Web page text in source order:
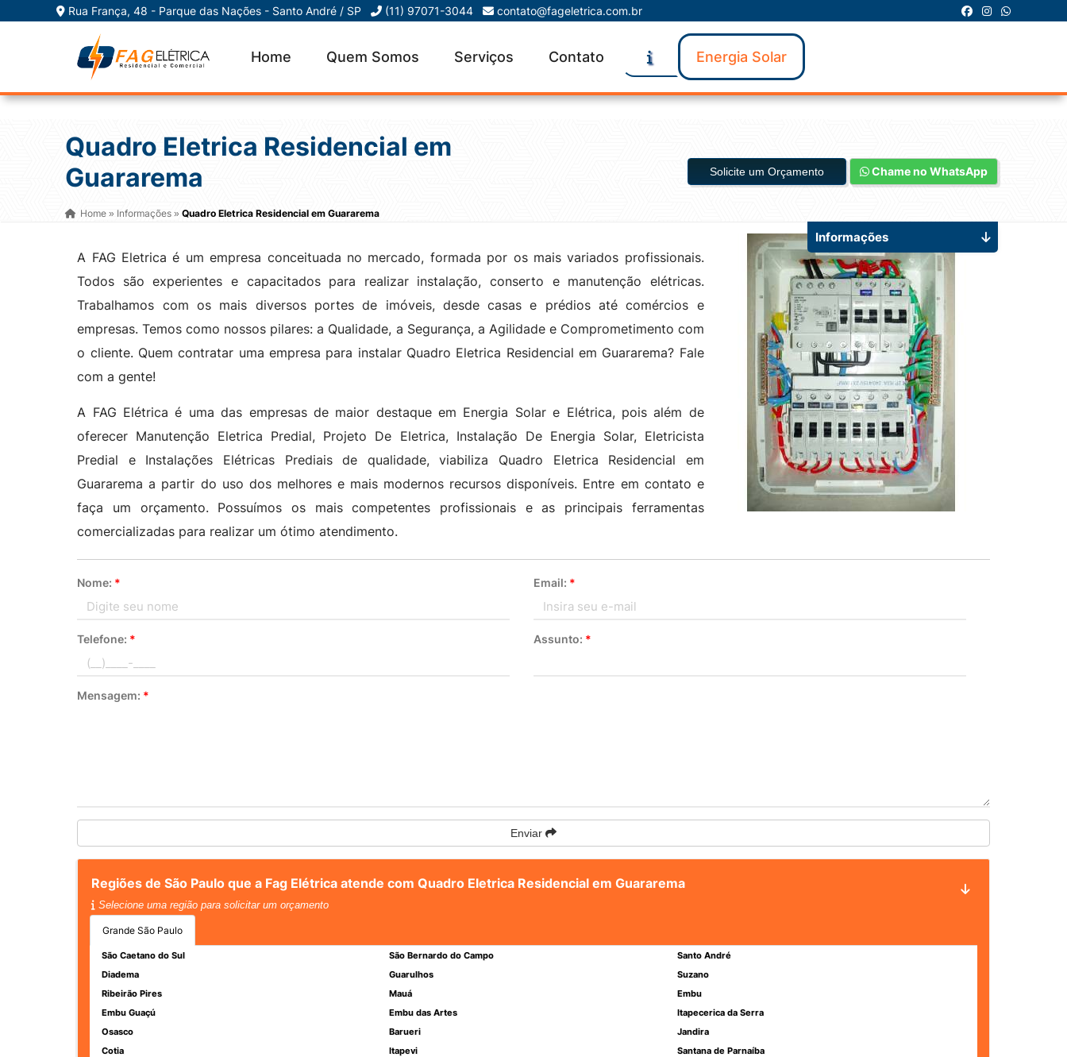
Rua França, 48 - Parque das Nações - Santo André / SP (11) 97071-3044 contato@fageletrica.com.br
Home Quem Somos Serviços Contato Energia Solar
Quadro Eletrica Residencial em
Guararema
Home » Informações »Quadro Eletrica Residencial em Guararema
Solicite um Orçamento Chame no WhatsApp
A FAG Eletrica é um empresa conceituada no mercado, formada por os mais variados profissionais.
Todos são experientes e capacitados para realizar instalação, conserto e manutenção elétricas.
Trabalhamos com os mais diversos portes de imóveis, desde casas e prédios até comércios e
empresas. Temos como nossos pilares: a Qualidade, a Segurança, a Agilidade e Comprometimento com
o cliente. Quem contratar uma empresa para instalar Quadro Eletrica Residencial em Guararema? Fale
com a gente!
A FAG Elétrica é uma das empresas de maior destaque em Energia Solar e Elétrica, pois além de
oferecer Manutenção Eletrica Predial, Projeto De Eletrica, Instalação De Energia Solar, Eletricista
Predial e Instalações Elétricas Prediais de qualidade, viabiliza Quadro Eletrica Residencial em
Guararema a partir do uso dos melhores e mais modernos recursos disponíveis. Entre em contato e
faça um orçamento. Possuímos os mais competentes profissionais e as principais ferramentas
comercializadas para realizar um ótimo atendimento.
Nome: * Email: *
Telefone: * Assunto: *
Mensagem: *
Enviar
Regiões de São Paulo que a Fag Elétrica atende com Quadro Eletrica Residencial em Guararema
Selecione uma região para solicitar um orçamento
Grande São Paulo
São Caetano do Sul São Bernardo do Campo
Santo André
Diadema
Guarulhos
Suzano
Ribeirão Pires
Mauá
Embu
Embu Guaçú
Embu das Artes
Itapecerica da Serra
Osasco
Barueri
Jandira
Cotia
Itapevi
Santana de Parnaíba
Informações